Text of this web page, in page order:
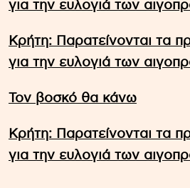
για την ευλογιά των
Κρήτη: Παρατείνονται τα
για την ευλογιά των
Τον βοσκό θα κάνω
Kρήτη: Παρατείνονται τα
για την ευλογιά των